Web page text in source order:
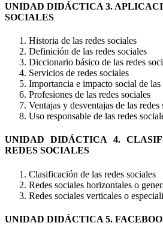
UNIDAD DIDÁCTICA 3.
SOCIALES
Historia de las redes sociales
Definición de las redes sociales
Diccionario básico de las redes
Servicios de redes sociales
Importancia e impacto social de las
Profesiones de las redes sociales
Ventajas y desventajas de las redes
Uso responsable de las redes
UNIDAD DIDÁCTICA 4.
REDES SOCIALES
Clasificación de las redes sociales
Redes sociales horizontales o
Redes sociales verticales o
UNIDAD DIDÁCTICA 5.